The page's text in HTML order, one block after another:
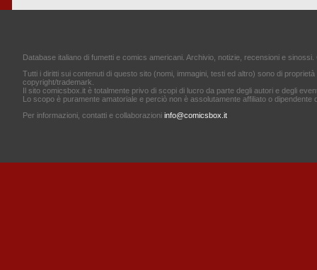
Database italiano di fumetti e comics americani. Archivio, notizie, recensioni e
Tutti i diritti sui contenuti di questo sito (nomi, immagini, testi ed altro) sono di
copyright/trademark.
Il sito comicsbox.it è totalmente privo di scopi di lucro da parte degli autori e degli
Lo scopo è puramente amatoriale e perciò non è assolutamente affiliato o dipendente
Per informazioni, contatti e collaborazioni info@comicsbox.it